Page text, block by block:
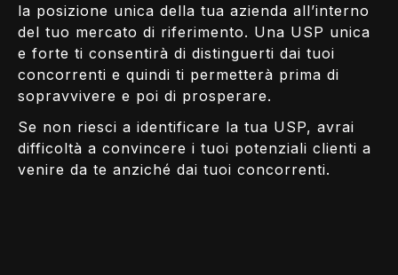
la posizione unica della tua azienda all’interno
del tuo mercato di riferimento. Una USP unica
e forte ti consentirà di distinguerti dai tuoi
concorrenti e quindi ti permetterà prima di
sopravvivere e poi di prosperare.
Se non riesci a identificare la tua USP, avrai
difficoltà a convincere i tuoi potenziali clienti a
venire da te anziché dai tuoi concorrenti.